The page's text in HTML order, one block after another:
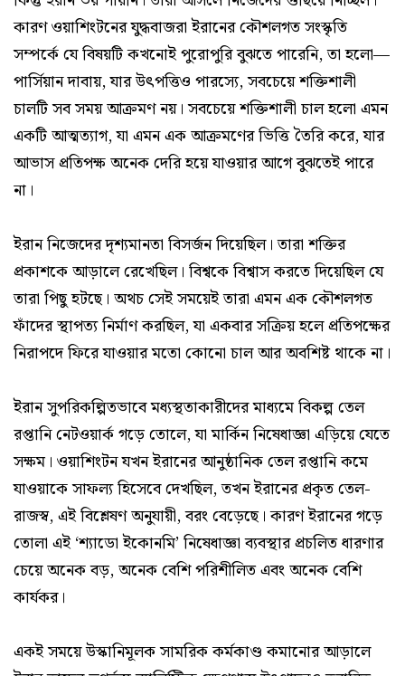
কারণ ওয়াশিংটনের যুদ্ধবাজরা ইরানের কৌশলগত সংস্কৃতি
সম্পর্কে যে বিষয়টি কখনোই পুরোপুরি বুঝতে পারেনি, তা হলো—
পার্সিয়ান দাবায়, যার উৎপত্তিও পারস্যে, সবচেয়ে শক্তিশালী
চালটি সব সময় আক্রমণ নয়। সবচেয়ে শক্তিশালী চাল হলো এমন
একটি আত্মত্যাগ, যা এমন এক আক্রমণের ভিত্তি তৈরি করে, যার
আভাস প্রতিপক্ষ অনেক দেরি হয়ে যাওয়ার আগে বুঝতেই পারে
না।
ইরান নিজেদের দৃশ্যমানতা বিসর্জন দিয়েছিল। তারা শক্তির
প্রকাশকে আড়ালে রেখেছিল। বিশ্বকে বিশ্বাস করতে দিয়েছিল যে
তারা পিছু হটছে। অথচ সেই সময়েই তারা এমন এক কৌশলগত
ফাঁদের স্থাপত্য নির্মাণ করছিল, যা একবার সক্রিয় হলে প্রতিপক্ষের
নিরাপদে ফিরে যাওয়ার মতো কোনো চাল আর অবশিষ্ট থাকে না।
ইরান সুপরিকল্পিতভাবে মধ্যস্থতাকারীদের মাধ্যমে বিকল্প তেল
রপ্তানি নেটওয়ার্ক গড়ে তোলে, যা মার্কিন নিষেধাজ্ঞা এড়িয়ে যেতে
সক্ষম। ওয়াশিংটন যখন ইরানের আনুষ্ঠানিক তেল রপ্তানি কমে
যাওয়াকে সাফল্য হিসেবে দেখছিল, তখন ইরানের প্রকৃত তেল-
রাজস্ব, এই বিশ্লেষণ অনুযায়ী, বরং বেড়েছে। কারণ ইরানের গড়ে
তোলা এই ‘শ্যাডো ইকোনমি’ নিষেধাজ্ঞা ব্যবস্থার প্রচলিত ধারণার
চেয়ে অনেক বড়, অনেক বেশি পরিশীলিত এবং অনেক বেশি
কার্যকর।
একই সময়ে উস্কানিমূলক সামরিক কর্মকাণ্ড কমানোর আড়ালে